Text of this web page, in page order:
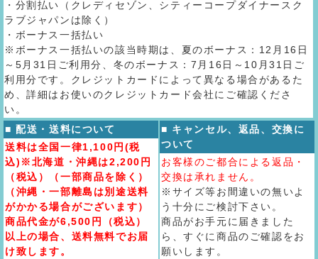
・分割払い（クレディセゾン、シティーコープダイナースク
ラブジャパンは除く）
・ボーナス一括払い
※ボーナス一括払いの該当時期は、夏のボーナス：12月16日
～5月31日ご利用分、冬のボーナス：7月16日～10月31日ご
利用分です。クレジットカードによって異なる場合があるた
め、詳細はお使いのクレジットカード会社にご確認くださ
い。
■ 配送・送料について
送料は全国一律1,100円(税
込)※北海道・沖縄は2,200円
（税込）（一部商品を除く）
（沖縄・一部離島は別途送料
がかかる場合がございます）
商品代金が6,500円（税込）
以上の場合、送料無料でお届
け致します。
■ キャンセル、返品、交換に
ついて
お客様のご都合による返品・
交換は承れません。
※サイズ等お間違いの無いよ
う十分にご検討下さい。
商品がお手元に届きました
ら、すぐに商品のご確認をお
願いします。